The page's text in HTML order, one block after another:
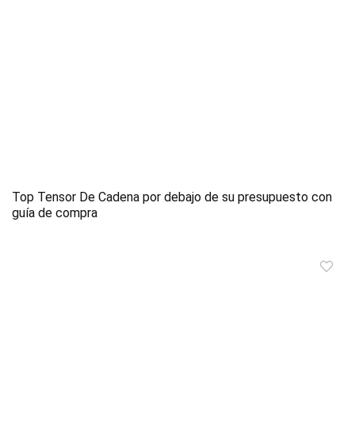
Top Tensor De Cadena por debajo de su presupuesto con
guía de compra